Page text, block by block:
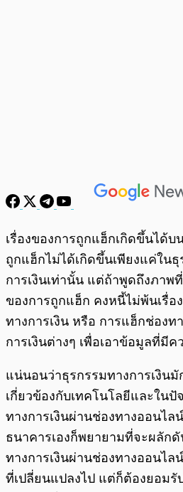
เรื่องของการถูกแฮ็กเกิดขึ้นได้
ถูกแฮ็กไม่ได้เกิดขึ้นเพียงแค่ใน
การเงินเท่านั้น แต่ถ้าพูดถึงภาพที่
ของการถูกแฮ็ก คงหนี้ไม่พ้นเรื่อ
ทางการเงิน หรือ การแฮ็กช่องท
การเงินต่างๆ เพื่อเอาข้อมูลที่มีค
แน่นอนว่าธุรกรรมทางการเงิน
เกี่ยวข้องกับเทคโนโลยีและใน
ทางการเงินผ่านช่องทางออนไ
ธนาคารเองก็พยายามที่จะผลักดั
ทางการเงินผ่านช่องทางออนไ
ที่เปลี่ยนแปลงไป แต่ก็ต้องยอมรั